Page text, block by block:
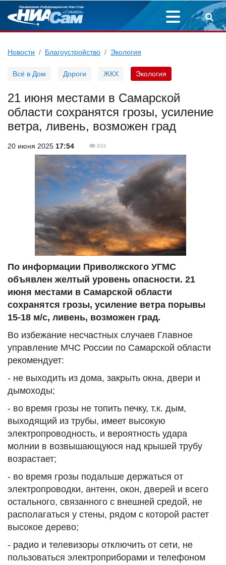
Новости Благоустройство Экология
Всё в Дом Дороги ЖКХ Экология
21 июня местами в Самарской
области сохранятся грозы, усиление
ветра, ливень, возможен град
20 июня 2025 17:54 933
По информации Приволжского УГМС
объявлен желтый уровень опасности. 21
июня местами в Самарской области
сохранятся грозы, усиление ветра порывы
15-18 м/с, ливень, возможен град.
Во избежание несчастных случаев Главное
управление МЧС России по Самарской области
рекомендует:
- не выходить из дома, закрыть окна, двери и
дымоходы;
- во время грозы не топить печку, т.к. дым,
выходящий из трубы, имеет высокую
электропроводность, и вероятность удара
молнии в возвышающуюся над крышей трубу
возрастает;
- во время грозы подальше держаться от
электропроводки, антенн, окон, дверей и всего
остального, связанного с внешней средой, не
располагаться у стены, рядом с которой растет
высокое дерево;
- радио и телевизоры отключить от сети, не
пользоваться электроприборами и телефоном